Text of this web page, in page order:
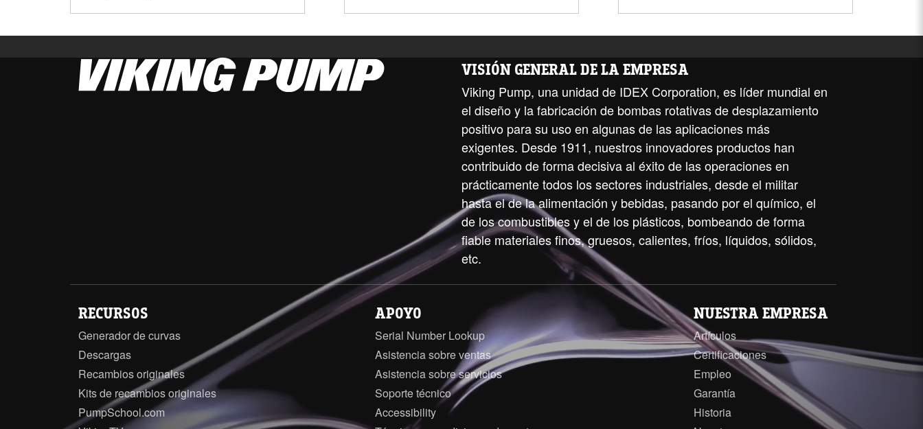
VISIÓN GENERAL DE LA EMPRESA
Viking Pump, una unidad de IDEX Corporation, es líder mundial en
el diseño y la fabricación de bombas rotativas de desplazamiento
positivo para su uso en algunas de las aplicaciones más
exigentes. Desde 1911, nuestros innovadores productos han
contribuido de forma decisiva al éxito de las operaciones en
prácticamente todos los sectores industriales, desde el militar
hasta el de la alimentación y bebidas, pasando por el químico, el
de los combustibles y el de los plásticos, bombeando de forma
fiable materiales finos, gruesos, calientes, fríos, líquidos, sólidos,
etc.
RECURSOS
Generador de curvas
Descargas
Recambios originales
Kits de recambios originales
PumpSchool.com
APOYO
Serial Number Lookup
Asistencia sobre ventas
Asistencia sobre servicios
Soporte técnico
Accessibility
NUESTRA EMPRESA
Artículos
Certificaciones
Empleo
Garantía
Historia